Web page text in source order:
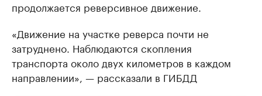
продолжается реверсивное движение.
«Движение на участке реверса почти не
затруднено. Наблюдаются скопления
транспорта около двух километров в каждом
направлении», — рассказали в ГИБДД